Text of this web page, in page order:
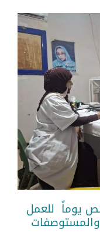
يوماً للعمل